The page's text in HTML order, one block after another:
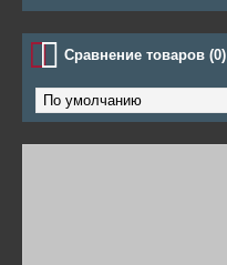
Сравнение товаров (0)